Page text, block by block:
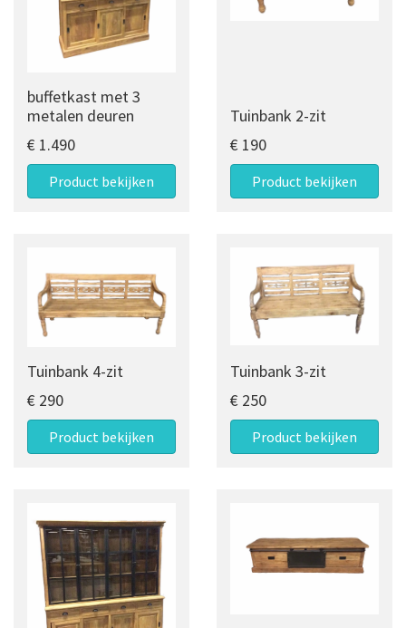
buffetkast met 3
metalen deuren
€ 1.490
Product bekijken
Tuinbank 2-zit
€ 190
Product bekijken
Tuinbank 4-zit
€ 290
Product bekijken
Tuinbank 3-zit
€ 250
Product bekijken